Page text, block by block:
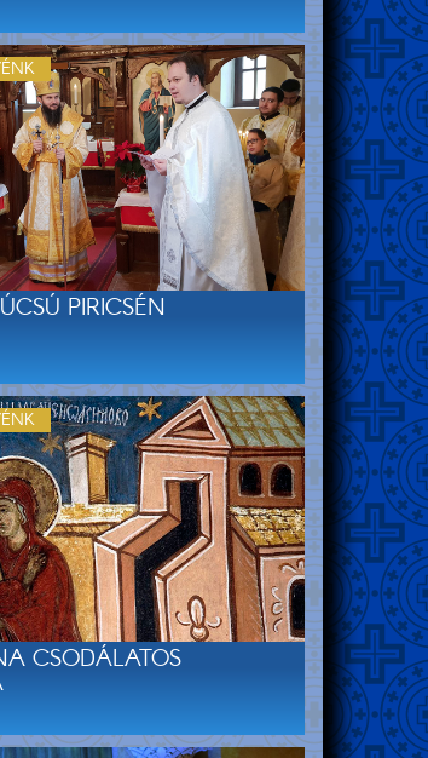
PIRICSÉN
CSODÁLATOS